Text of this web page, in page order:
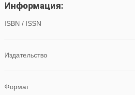
Информация:
ISBN / ISSN
Издательство
Формат